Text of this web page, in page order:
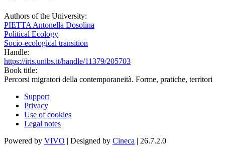
Authors of the University:
PIETTA Antonella Dosolina
Political Ecology
Socio-ecological transition
Handle:
https://iris.unibs.it/handle/11379/205703
Book title:
Percorsi migratori della contemporaneità. Forme, pratiche, territori
Support
Privacy
Use of cookies
Legal notes
Powered by VIVO | Designed by Cineca | 26.7.2.0